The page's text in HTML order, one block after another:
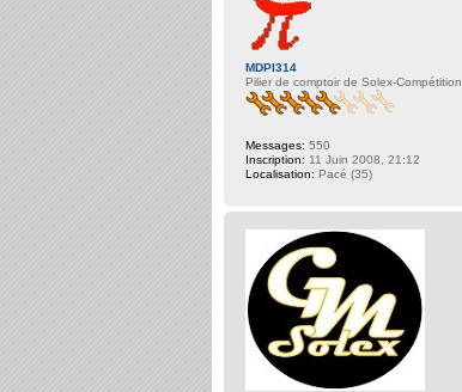
MDPI314
Pilier de comptoir de Solex-Compétition
Messages: 550
Inscription: 11 Juin 2008, 21:12
Localisation: Pacé (35)